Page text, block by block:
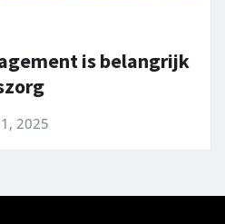
is belangrijk
2025